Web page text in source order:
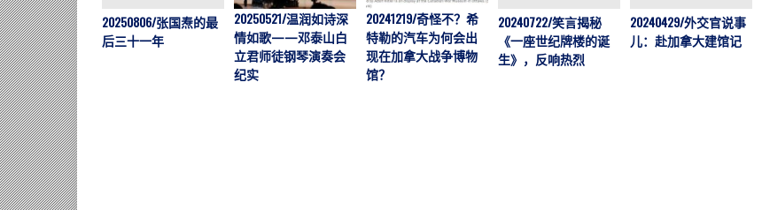
20250806/张国焘的最
后三十一年
20250521/温润如诗深
情如歌——邓泰山白
立君师徒钢琴演奏会
纪实
20241219/奇怪不？希
特勒的汽车为何会出
现在加拿大战争博物
馆？
20240722/笑言揭秘
《一座世纪牌楼的诞
生》，反响热烈
20240429/外交官说事
儿：赴加拿大建馆记